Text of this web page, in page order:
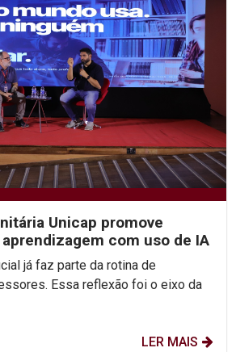
Unicap promove
com uso de IA
já faz parte da rotina de
Essa reflexão foi o eixo da
LER MAIS